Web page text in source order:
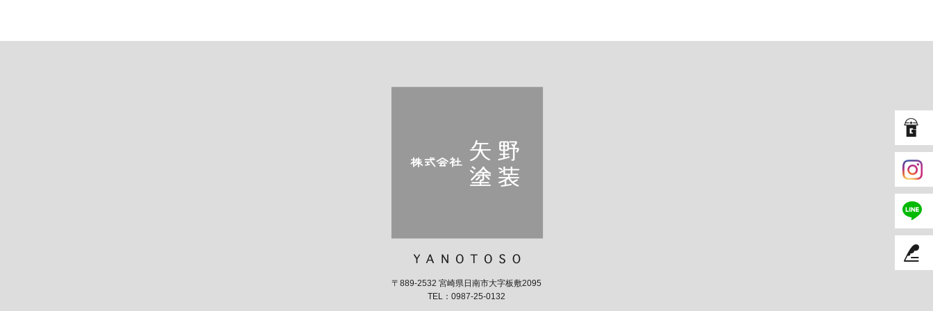
〒889-2532 宮崎県日南市大字板敷2095
TEL：0987-25-0132